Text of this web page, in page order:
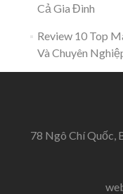
Cả Gia Đình
Review 10 Top
Và Chuyên
78 Ngô Chí Quốc,